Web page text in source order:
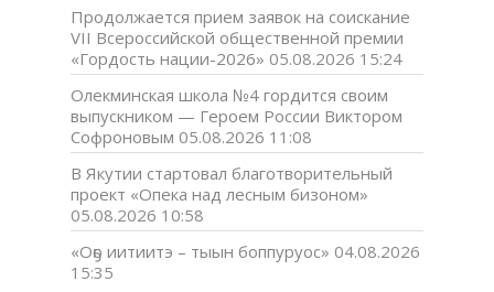
Продолжается прием заявок на соискание
VII Всероссийской общественной премии
«Гордость нации-2026» 05.08.2026 15:24
Олекминская школа №4 гордится своим
выпускником — Героем России Виктором
Софроновым 05.08.2026 11:08
В Якутии стартовал благотворительный
проект «Опека над лесным бизоном»
05.08.2026 10:58
«Оҕо иитиитэ – тыын боппуруос» 04.08.2026
15:35